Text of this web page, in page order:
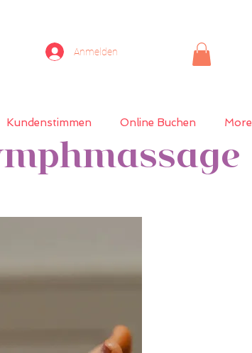
Anmelden
Kundenstimmen Online Buchen More